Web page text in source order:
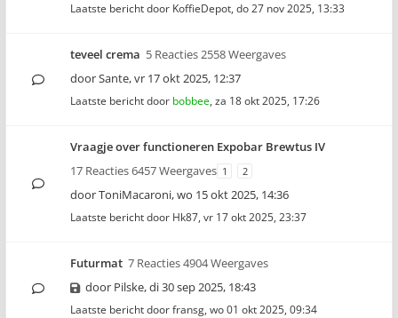
Laatste bericht door KoffieDepot, do 27 nov 2025, 13:33
teveel crema 5 Reacties 2558 Weergaves
doorSante,vr 17 okt 2025, 12:37
Laatste bericht door bobbee, za 18 okt 2025, 17:26
Vraagje over functioneren Expobar Brewtus IV
17 Reacties 6457 Weergaves 1 2
doorToniMacaroni,wo 15 okt 2025, 14:36
Laatste bericht door Hk87, vr 17 okt 2025, 23:37
Futurmat 7 Reacties 4904 Weergaves
door Pilske,di 30 sep 2025, 18:43
Laatste bericht doorfransg, wo 01 okt 2025, 09:34